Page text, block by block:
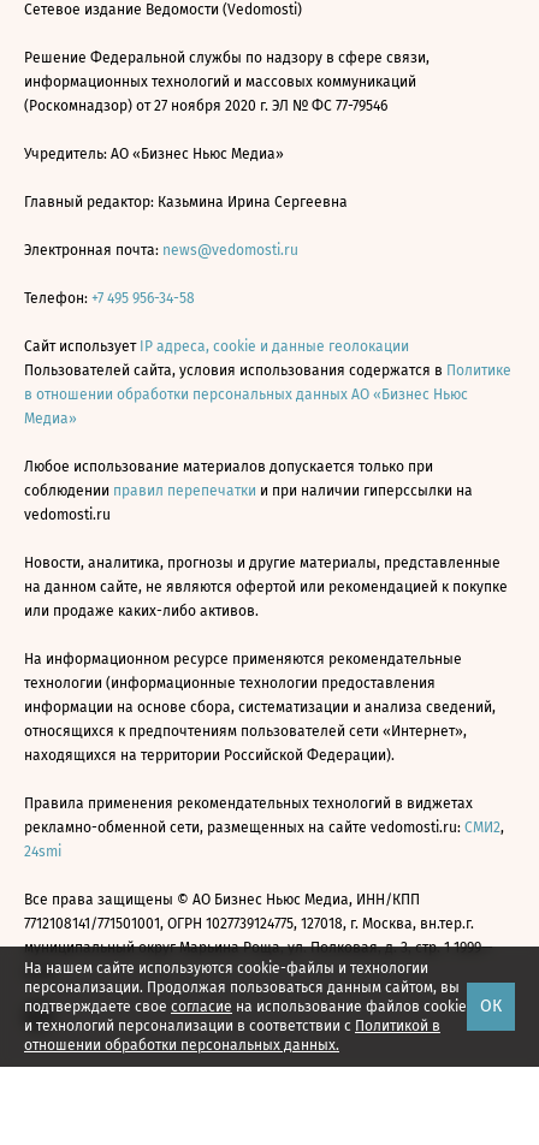
На нашем сайте используются cookie-файлы и технологии
персонализации. Продолжая пользоваться данным сайтом, вы
подтверждаете свое согласие на использование файлов cookie
и технологий персонализации в соответствии с Политикой в
отношении обработки персональных данных.
ОК
Сетевое издание Ведомости (Vedomosti)
Решение Федеральной службы по надзору в сфере связи,
информационных технологий и массовых коммуникаций
(Роскомнадзор) от 27 ноября 2020 г. ЭЛ № ФС 77-79546
Учредитель: АО «Бизнес Ньюс Медиа»
Главный редактор: Казьмина Ирина Сергеевна
Электронная почта: news@vedomosti.ru
Телефон: +7 495 956-34-58
Сайт использует IP адреса, cookie и данные геолокации
Пользователей сайта, условия использования содержатся в Политике
в отношении обработки персональных данных АО «Бизнес Ньюс
Медиа»
Любое использование материалов допускается только при
соблюдении правил перепечатки и при наличии гиперссылки на
vedomosti.ru
Новости, аналитика, прогнозы и другие материалы, представленные
на данном сайте, не являются офертой или рекомендацией к покупке
или продаже каких-либо активов.
На информационном ресурсе применяются рекомендательные
технологии (информационные технологии предоставления
информации на основе сбора, систематизации и анализа сведений,
относящихся к предпочтениям пользователей сети «Интернет»,
находящихся на территории Российской Федерации).
Правила применения рекомендательных технологий в виджетах
рекламно-обменной сети, размещенных на сайте vedomosti.ru: СМИ2,
24smi
Все права защищены © АО Бизнес Ньюс Медиа, ИНН/КПП
7712108141/771501001, ОГРН 1027739124775, 127018, г. Москва, вн.тер.г.
муниципальный округ Марьина Роща, ул. Полковая, д. 3, стр. 1 1999—
2026